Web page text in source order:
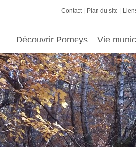
Contact Plan du site
Découvrir Pomeys Vie